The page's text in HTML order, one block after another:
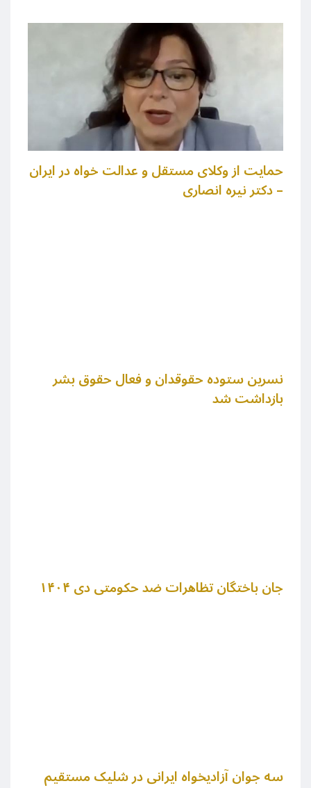
حمایت از وکلای مستقل و عدالت خواه در ایران
– دکتر نیره انصاری
نسرین ستوده حقوقدان و فعال حقوق بشر
بازداشت شد
جان باختگان تظاهرات ضد حکومتی دی ۱۴۰۴
سه جوان آزادیخواه ایرانی در شلیک مستقیم